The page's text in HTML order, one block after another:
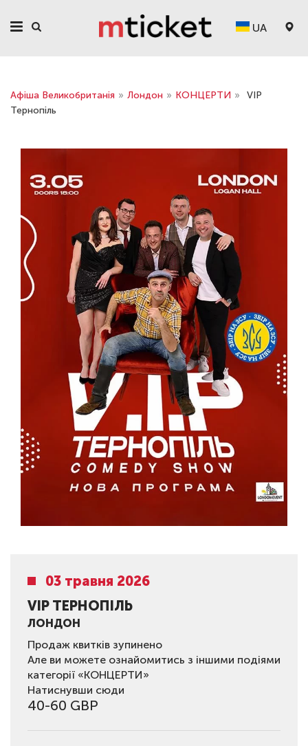
UA
Афіша Великобританія » Лондон » КОНЦЕРТИ »
VIP
Тернопiль
03 травня 2026
VIP ТЕРНОПIЛЬ
ЛОНДОН
Продаж квитків зупинено
Але ви можете ознайомитись з іншими подіями
категорії «КОНЦЕРТИ»
Натиснувши сюди
40-60 GBP